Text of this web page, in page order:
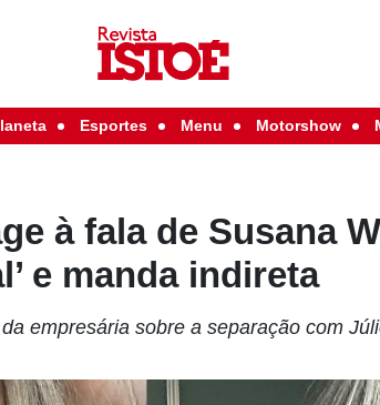
Esportes Menu Motorshow
à fala de Susana
e manda indireta
empresária sobre a separação com